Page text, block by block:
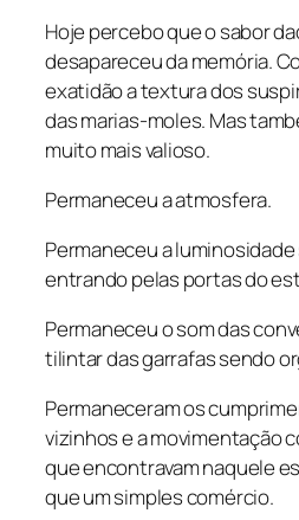
Hoje percebo que o sabor
desapareceu da memória.
exatidão a textura dos
das marias-moles. Mas
muito mais valioso.
Permaneceu a atmosfera.
Permaneceu a
entrando pelas portas do
Permaneceu o som das
tilintar das garrafas sendo
Permaneceram os
vizinhos e a movimentação
que encontravam naquele
que um simples comércio.